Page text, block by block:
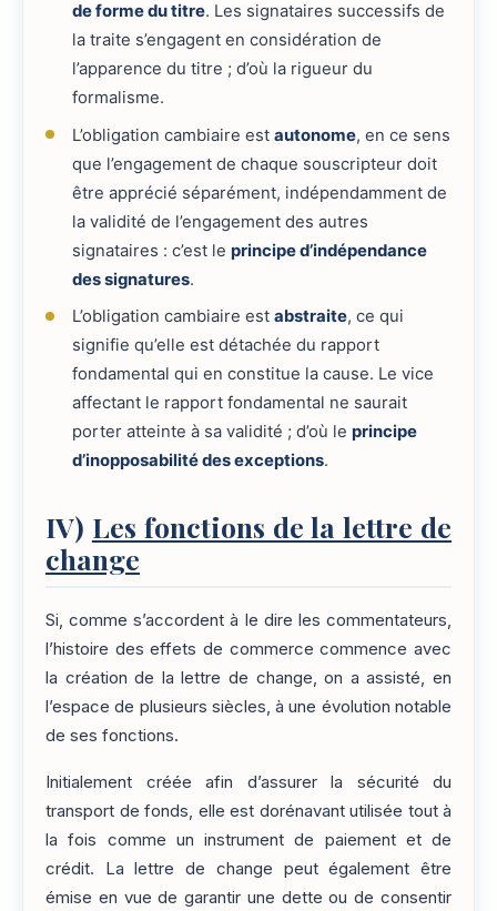
de forme du titre. Les signataires successifs de
la traite s’engagent en considération de
l’apparence du titre ; d’où la rigueur du
formalisme.
L’obligation cambiaire est autonome, en ce sens
que l’engagement de chaque souscripteur doit
être apprécié séparément, indépendamment de
la validité de l’engagement des autres
signataires : c’est le principe d’indépendance
des signatures.
L’obligation cambiaire est abstraite, ce qui
signifie qu’elle est détachée du rapport
fondamental qui en constitue la cause. Le vice
affectant le rapport fondamental ne saurait
porter atteinte à sa validité ; d’où le principe
d’inopposabilité des exceptions.
IV) Les fonctions de la lettre de
change
Si, comme s’accordent à le dire les commentateurs,
l’histoire des effets de commerce commence avec
la création de la lettre de change, on a assisté, en
l’espace de plusieurs siècles, à une évolution notable
de ses fonctions.
Initialement créée afin d’assurer la sécurité du
transport de fonds, elle est dorénavant utilisée tout à
la fois comme un instrument de paiement et de
crédit. La lettre de change peut également être
émise en vue de garantir une dette ou de consentir